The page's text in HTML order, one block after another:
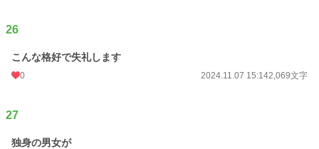
26
こんな格好で失礼します
0 2024.11.07 15:142,069文字
27
独身の男女が